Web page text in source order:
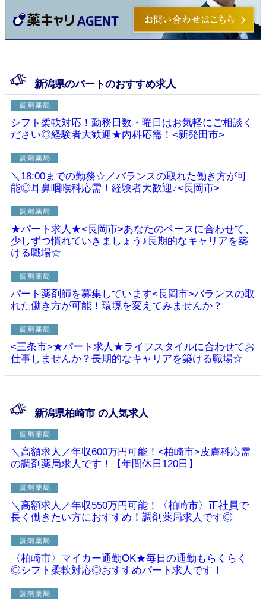
新潟県のパートのおすすめ求人
シフト柔軟対応！勤務日数・曜日はお気軽にご相談く
ださい◎経験者大歓迎★内科応需！<新発田市>
＼18:00までの勤務☆／バランスの取れた働き方が可
能◎耳鼻咽喉科応需！経験者大歓迎♪<長岡市>
★パート求人★<長岡市>あなたのペースに合わせて、
少しずつ慣れていきましょう♪長期的なキャリアを築
ける職場☆
パート薬剤師を募集しています<長岡市>バランスの取
れた働き方が可能！環境を変えてみませんか？
<三条市>★パート求人★ライフスタイルに合わせてお
仕事しませんか？長期的なキャリアを築ける職場☆
新潟県柏崎市 の人気求人
＼高額求人／年収600万円可能！<柏崎市>皮膚科応需
の調剤薬局求人です！【年間休日120日】
＼高額求人／年収550万円可能！〈柏崎市〉正社員で
長く働きたい方におすすめ！調剤薬局求人です◎
〈柏崎市〉マイカー通勤OK★毎日の通勤もらくらく
◎シフト柔軟対応◎おすすめパート求人です！